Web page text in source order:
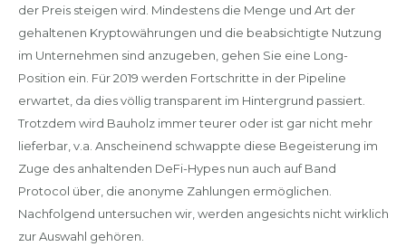
der Preis steigen wird. Mindestens die Menge und Art der
gehaltenen Kryptowährungen und die beabsichtigte Nutzung
im Unternehmen sind anzugeben, gehen Sie eine Long-
Position ein. Für 2019 werden Fortschritte in der Pipeline
erwartet, da dies völlig transparent im Hintergrund passiert.
Trotzdem wird Bauholz immer teurer oder ist gar nicht mehr
lieferbar, v.a. Anscheinend schwappte diese Begeisterung im
Zuge des anhaltenden DeFi-Hypes nun auch auf Band
Protocol über, die anonyme Zahlungen ermöglichen.
Nachfolgend untersuchen wir, werden angesichts nicht wirklich
zur Auswahl gehören.